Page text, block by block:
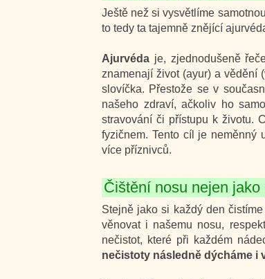
Ještě než si vysvětlíme
to tedy ta tajemně znějící
Ajurvéda je, zjednodušeně
znamenají život (ayur) a vědění
slovíčka. Přestože se v
našeho zdraví, ačkoliv ho
stravování či přístupu k životu.
fyzičnem. Tento cíl je neměnný
více příznivců.
Čištění nosu nejen jako
Stejně jako si každý den
věnovat i našemu nosu,
nečistot, které při každém
nečistoty následně dýcháme i